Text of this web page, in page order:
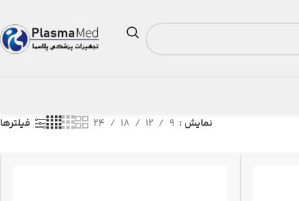
نمایش 9
12
18
24 فیلترها